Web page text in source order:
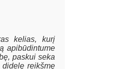
kelias, kurį
apibūdintume
paskui seka
reikšmę